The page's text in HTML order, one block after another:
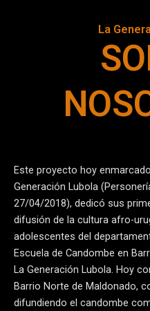
La
Este proyecto hoy
Generación Lubola
27/04/2018), dedicó sus
difusión de la cultura afro-
adolescentes del
Escuela de Candombe en
La Generación Lubola. Hoy
Barrio Norte de Maldonado,
difundiendo el candombe